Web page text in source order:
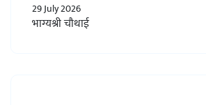
29 July 2026
भाग्यश्री चौथाई